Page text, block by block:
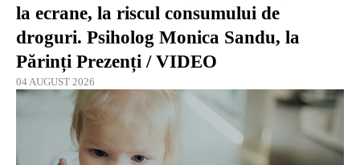
la ecrane, la riscul consumului de
droguri. Psiholog Monica Sandu, la
Părinți Prezenți / VIDEO
04 AUGUST 2026